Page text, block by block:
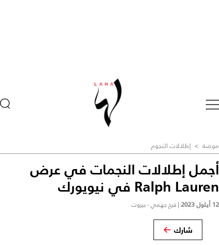
موضة > إطلالات النجوم
أجمل إطلالات النجمات في عرض
Ralph Lauren في نيويورك
12 أيلول 2023 | فرح جهمي - بيروت
شارك